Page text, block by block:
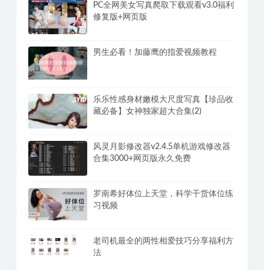
PC全网美女写真爬取下载观看v3.0福利
修复版+网页版
男生必看！加藤鹰的指爱视频教程
乐乐性感身材嫩模大尺度写真【珍品收
藏必备】女神独家超大合集(2)
风灵月影修改器v2.4.5单机游戏修改器
合集3000+网页版永久免费
罗南希好体位上天堂，科学干货体位练
习视频
老司机最全的两性相爱技巧分享福利方
法